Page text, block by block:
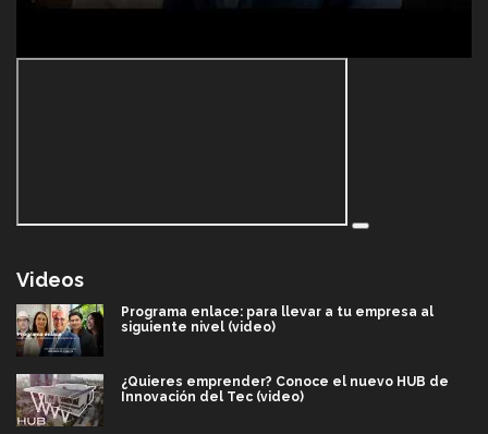
Videos
Programa enlace: para llevar a tu empresa al
siguiente nivel (video)
¿Quieres emprender? Conoce el nuevo HUB de
Innovación del Tec (video)